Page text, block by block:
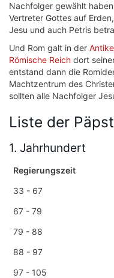
Nachfolger gewählt
Vertreter Gottes auf
Jesu und auch Petris
Und Rom galt in der Antike
Römische Reich dort
entstand dann die
Machtzentrum des
sollten alle Nachfolger
Liste der
1. Jahrhundert
Regierungszeit
33 - 67
67 - 79
79 - 88
88 - 97
97 - 105